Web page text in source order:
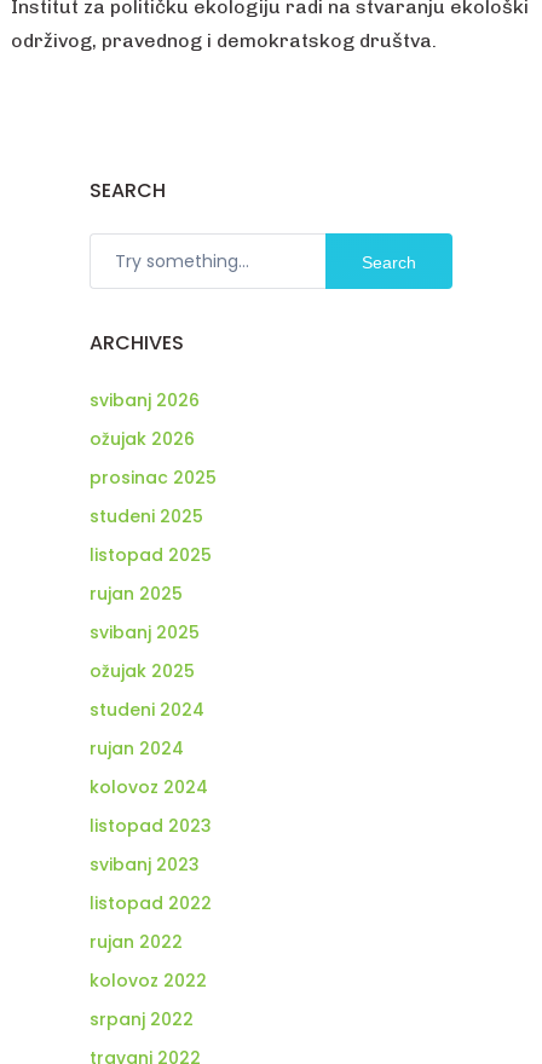
Institut za političku ekologiju radi na stvaranju ekološki
održivog, pravednog i demokratskog društva.
SEARCH
Search
ARCHIVES
svibanj 2026
ožujak 2026
prosinac 2025
studeni 2025
listopad 2025
rujan 2025
svibanj 2025
ožujak 2025
studeni 2024
rujan 2024
kolovoz 2024
listopad 2023
svibanj 2023
listopad 2022
rujan 2022
kolovoz 2022
srpanj 2022
travanj 2022